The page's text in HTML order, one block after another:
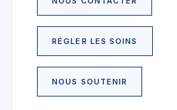
RÉGLER LES SOINS
NOUS SOUTENIR